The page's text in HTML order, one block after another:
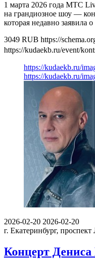
1 марта 2026 года МТС
на грандиозное шоу —
которая недавно заявила
3049 RUB https://
https://kudaekb.ru/event/
https://kudaekb.ru/
https://kudaekb.ru/
2026-02-20 2026-02-20
г. Екатеринбург,
Концерт